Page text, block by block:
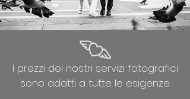
I prezzi dei nostri servizi fotografici
sono adatti a tutte le esigenze.